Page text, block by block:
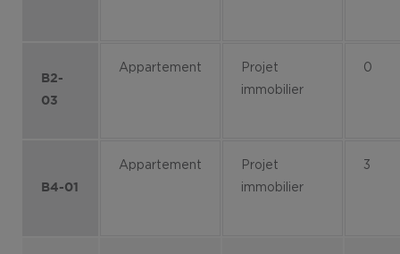
B2-
03
Appartement
Projet
immobilier
0
B4-01
Appartement
Projet
immobilier
3